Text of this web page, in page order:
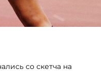
со скетча на